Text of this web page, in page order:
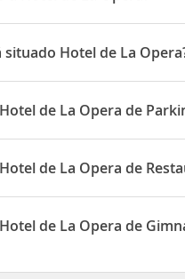
goza de una ubicación
alTeatro Cristóbal Colón
.
la ciudad podrás ir hasta
situado Hotel de La
está situado en Calle
de La Opera de
Opera dispone de Parking/
de La Opera de
Opera dispone de
de La Opera de